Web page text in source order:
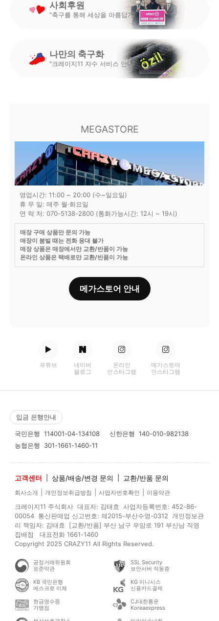
사회후원
"축구를 통해 세상을 아름답게"
나만의 축구화
"크레이지11 자수 서비스 안내"
MEGASTORE
영업시간: 11:00 ~ 20:00 (수~일요일)
휴 무 일: 매주 월·화요일
연 락 처: 070-5138-2800 (통화가능시간: 12시 ~ 19시)
매장 구매 상품만 문의 가능
매장이 붐빌 때는 전화 응대 불가
매장 상품은 매장에서만 교환/반품이 가능
온라인 상품은 택배로만 교환/반품이 가능
메가스토어 안내
유튜브
네이버
블로그
온라인
인스타그램
메가스토어
인스타그램
입금 은행안내
국민은행 114001-04-134108 신한은행 140-010-982138
농협은행 301-1661-1460-11
고객센터 상품/배송/변경 문의 교환/반품 문의
회사소개 개인정보취급방침 사업자번호확인 이용약관
크레이지11 주식회사 대표자: 김태효 사업자등록번호: 452-86-
00054 통신판매업 신고번호: 제2015-부산수영-0312 개인정보관
리 책임자: 김태효 [교환/반품] 부산 남구 우암로 191 부산남 직영
집배점 대표전화 1661-1460
Copyright 2025 CRAZY11 All Rights Reserved.
공정거래위원회
표준약관
SSL Security
보안서버 작동중
KB 국민은행
에스크로 이체
KG 이니시스
신용카드결제
현금영수증
가맹점
CJ대한통운
Koreaexpress